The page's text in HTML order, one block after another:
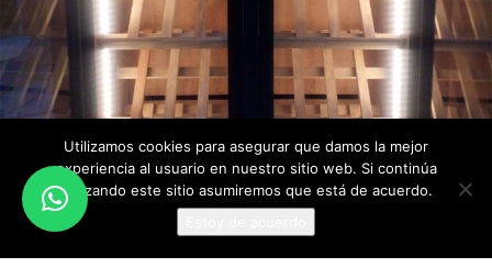
Utilizamos cookies para asegurar que damos la mejor
experiencia al usuario en nuestro sitio web. Si continúa
utilizando este sitio asumiremos que está de acuerdo.